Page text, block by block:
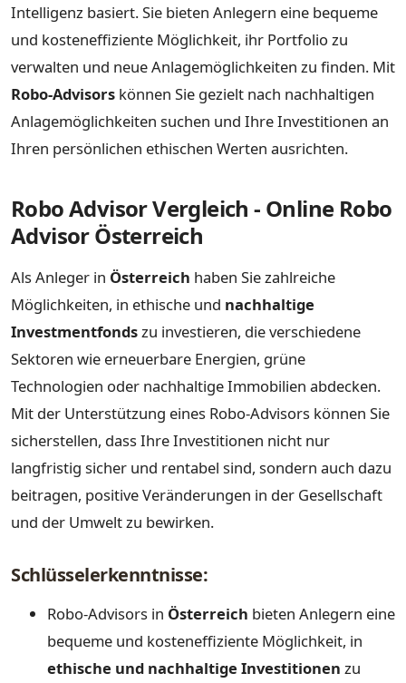
Intelligenz basiert. Sie bieten Anlegern eine bequeme
und kosteneffiziente Möglichkeit, ihr Portfolio zu
verwalten und neue Anlagemöglichkeiten zu finden. Mit
Robo-Advisors können Sie gezielt nach nachhaltigen
Anlagemöglichkeiten suchen und Ihre Investitionen an
Ihren persönlichen ethischen Werten ausrichten.
Robo Advisor Vergleich - Online Robo
Advisor Österreich
Als Anleger in Österreich haben Sie zahlreiche
Möglichkeiten, in ethische und nachhaltige
Investmentfondszu investieren, die verschiedene
Sektoren wie erneuerbare Energien, grüne
Technologien oder nachhaltige Immobilien abdecken.
Mit der Unterstützung eines Robo-Advisors können Sie
sicherstellen, dass Ihre Investitionen nicht nur
langfristig sicher und rentabel sind, sondern auch dazu
beitragen, positive Veränderungen in der Gesellschaft
und der Umwelt zu bewirken.
Schlüsselerkenntnisse:
Robo-Advisors in Österreich bieten Anlegern eine
bequeme und kosteneffiziente Möglichkeit, in
ethische und nachhaltige Investitionen zu